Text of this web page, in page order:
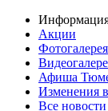
Акции
Фотогалерея
Афиша
Изменения
Все новости